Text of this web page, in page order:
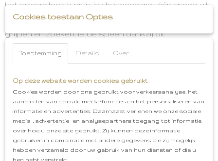
het speendoekje grijp je de speen met één greep uit
de hoek van het bed en je kleintje kan weer verder
grijpen en zoeken, is de speen dankzij dit
knuffeldoekje makkelijk terug te vinden.
Het speendoekje is gemaakt van een zachte stof
En de vorm van het teddy beertjes maakt het een
Een speendoekje is veilig te gebruiken. Je clipt een
speendoekje niet vast aan de kleertjes waardoor het
een 100% veilig slaapknuffeltje is.
Cookies toestaan Opties
Toestemming Details Over
Op deze website worden cookies gebruikt
Cookies worden door ons gebruikt voor verkeersanalyse, het
aanbieden van sociale media-functies en het personaliseren van
informatie en advertenties. Daarnaast verlenen we onze sociale
media-, advertentie- en analysepartners toegang tot informatie
over hoe u onze site gebruikt. Zij kunnen deze informatie
gebruiken in combinatie met andere gegevens die zij mogelijk
hebben verzameld door uw gebruik van hun diensten of die u
hen hebt verstrekt.